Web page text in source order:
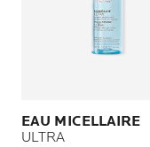
EAU MICELLAIRE
ULTRA